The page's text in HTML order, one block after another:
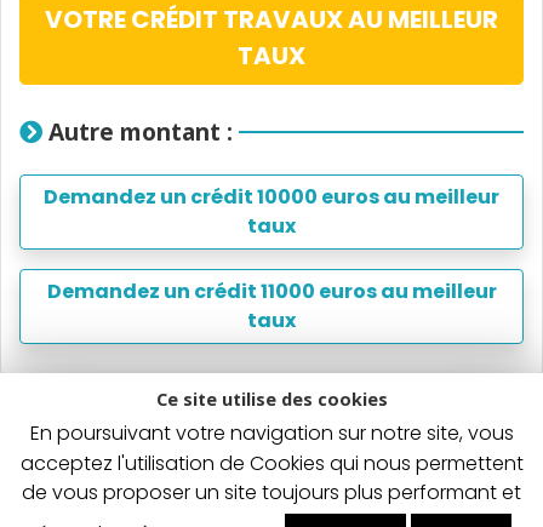
VOTRE CRÉDIT TRAVAUX AU MEILLEUR
TAUX
Autre montant :
Demandez un crédit 10000 euros au meilleur
taux
Demandez un crédit 11000 euros au meilleur
taux
Un crédit vous engage et doit être remboursé. Vérifiez
vos capacités de remboursement avant de vous
engager.
Ce site utilise des cookies
En poursuivant votre navigation sur notre site, vous
acceptez l'utilisation de Cookies qui nous permettent
de vous proposer un site toujours plus performant et